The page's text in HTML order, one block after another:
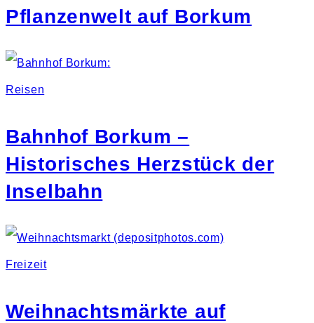
Pflanzenwelt auf Borkum
Reisen
Bahnhof Borkum –
Historisches Herzstück der
Inselbahn
Freizeit
Weihnachtsmärkte auf